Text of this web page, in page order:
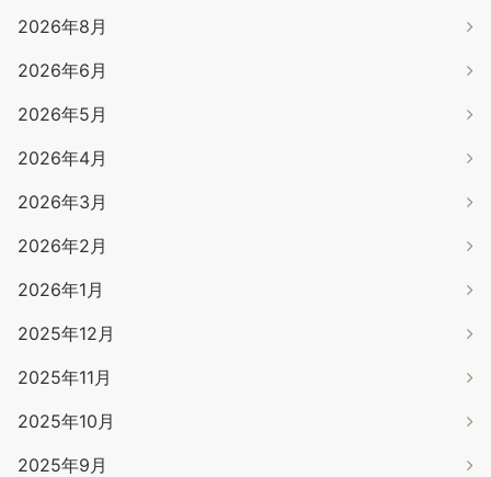
2026年8月
2026年6月
2026年5月
2026年4月
2026年3月
2026年2月
2026年1月
2025年12月
2025年11月
2025年10月
2025年9月